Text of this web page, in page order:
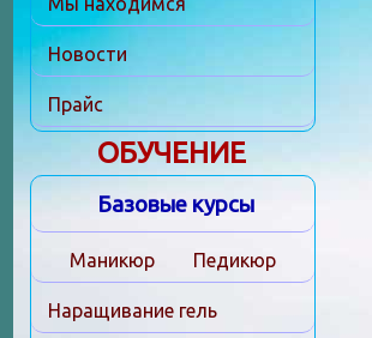
Новости
Прайс
ОБУЧЕНИЕ
Базовые курсы
Маникюр Педикюр
Наращивание гель